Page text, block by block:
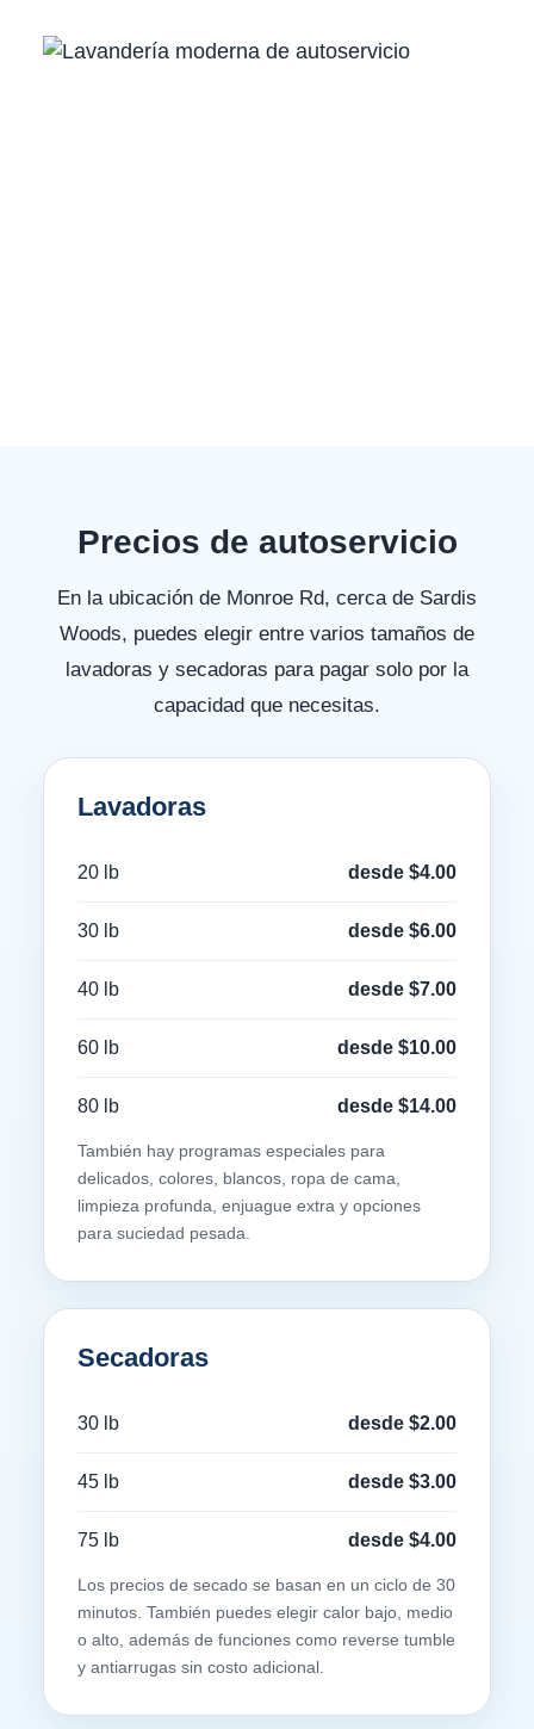
Precios de autoservicio
En la ubicación de Monroe Rd, cerca de Sardis
Woods, puedes elegir entre varios tamaños de
lavadoras y secadoras para pagar solo por la
capacidad que necesitas.
Lavadoras
20 lb desde $4.00
30 lb desde $6.00
40 lb desde $7.00
60 lb desde $10.00
80 lb desde $14.00
También hay programas especiales para
delicados, colores, blancos, ropa de cama,
limpieza profunda, enjuague extra y opciones
para suciedad pesada.
Secadoras
30 lb desde $2.00
45 lb desde $3.00
75 lb desde $4.00
Los precios de secado se basan en un ciclo de 30
minutos. También puedes elegir calor bajo, medio
o alto, además de funciones como reverse tumble
y antiarrugas sin costo adicional.